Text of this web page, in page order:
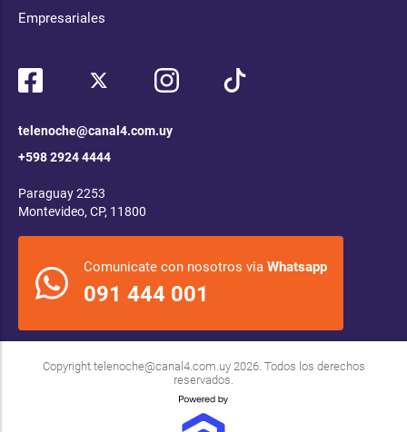
Empresariales
telenoche@canal4.com.uy
+598 2924 4444
Paraguay 2253
Montevideo, CP, 11800
Comunicate con nosotros via Whatsapp
091 444 001
Copyright telenoche@canal4.com.uy2026. Todos los derechos
reservados.